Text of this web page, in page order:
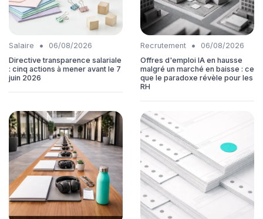
Salaire •
06/08/2026
Directive transparence salariale
: cinq actions à mener avant le 7
juin 2026
Recrutement •
06/08/2026
Offres d'emploi IA en hausse
malgré un marché en baisse : ce
que le paradoxe révèle pour les
RH